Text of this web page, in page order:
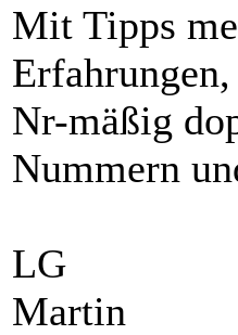
Mit Tipps
Nr-mäßig
Nummern
LG
Martin